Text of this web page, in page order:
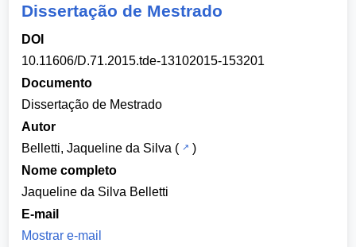
Dissertação de Mestrado
DOI
10.11606/D.71.2015.tde-13102015-153201
Documento
Dissertação de Mestrado
Autor
Belletti, Jaqueline da Silva (
)
Nome completo
Jaqueline da Silva Belletti
E-mail
Mostrar e-mail